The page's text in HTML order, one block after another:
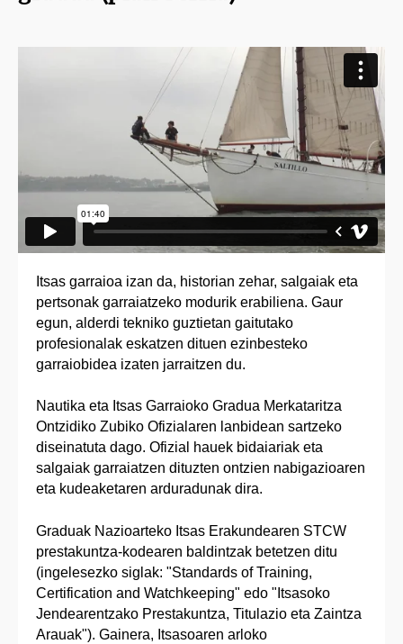
Itsas garraioa izan da, historian zehar, salgaiak eta
pertsonak garraiatzeko modurik erabiliena. Gaur
egun, alderdi tekniko guztietan gaitutako
profesionalak eskatzen dituen ezinbesteko
garraiobidea izaten jarraitzen du.
Nautika eta Itsas Garraioko Gradua Merkataritza
Ontzidiko Zubiko Ofizialaren lanbidean sartzeko
diseinatuta dago. Ofizial hauek bidaiariak eta
salgaiak garraiatzen dituzten ontzien nabigazioaren
eta kudeaketaren arduradunak dira.
Graduak Nazioarteko Itsas Erakundearen STCW
prestakuntza-kodearen baldintzak betetzen ditu
(ingelesezko siglak: "Standards of Training,
Certification and Watchkeeping" edo "Itsasoko
Jendearentzako Prestakuntza, Titulazio eta Zaintza
Arauak"). Gainera, Itsasoaren arloko